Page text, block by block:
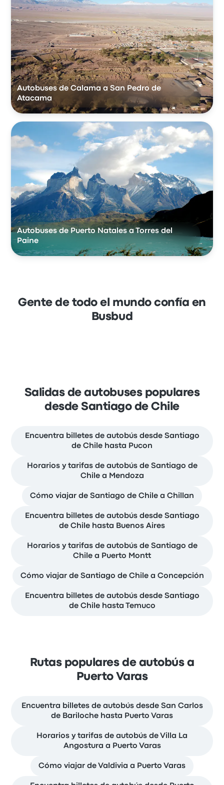
Autobuses de Calama a San Pedro de
Atacama
Autobuses de Puerto Natales a Torres del
Paine
Gente de todo el mundo confía en
Busbud
Salidas de autobuses populares
desde Santiago de Chile
Encuentra billetes de autobús desde Santiago
de Chile hasta Pucon
Horarios y tarifas de autobús de Santiago de
Chile a Mendoza
Cómo viajar de Santiago de Chile a Chillan
Encuentra billetes de autobús desde Santiago
de Chile hasta Buenos Aires
Horarios y tarifas de autobús de Santiago de
Chile a Puerto Montt
Cómo viajar de Santiago de Chile a Concepción
Encuentra billetes de autobús desde Santiago
de Chile hasta Temuco
Rutas populares de autobús a
Puerto Varas
Encuentra billetes de autobús desde San Carlos
de Bariloche hasta Puerto Varas
Horarios y tarifas de autobús de Villa La
Angostura a Puerto Varas
Cómo viajar de Valdivia a Puerto Varas